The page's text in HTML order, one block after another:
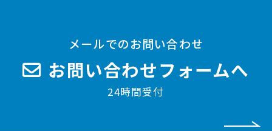
メールでのお問い合わせ
お問い合わせフォームへ
24時間受付